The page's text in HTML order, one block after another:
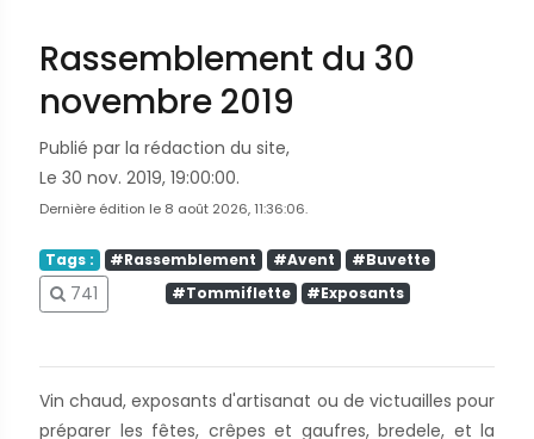
Rassemblement du 30
novembre 2019
Publié par la rédaction du site,
Le 30 nov. 2019, 19:00:00.
Dernière édition le 8 août 2026, 11:36:06.
Tags : #Rassemblement #Avent
#Buvette
#Tommiflette
#Exposants
741
Vin chaud, exposants d'artisanat ou de victuailles pour
préparer les fêtes, crêpes et gaufres, bredele, et la